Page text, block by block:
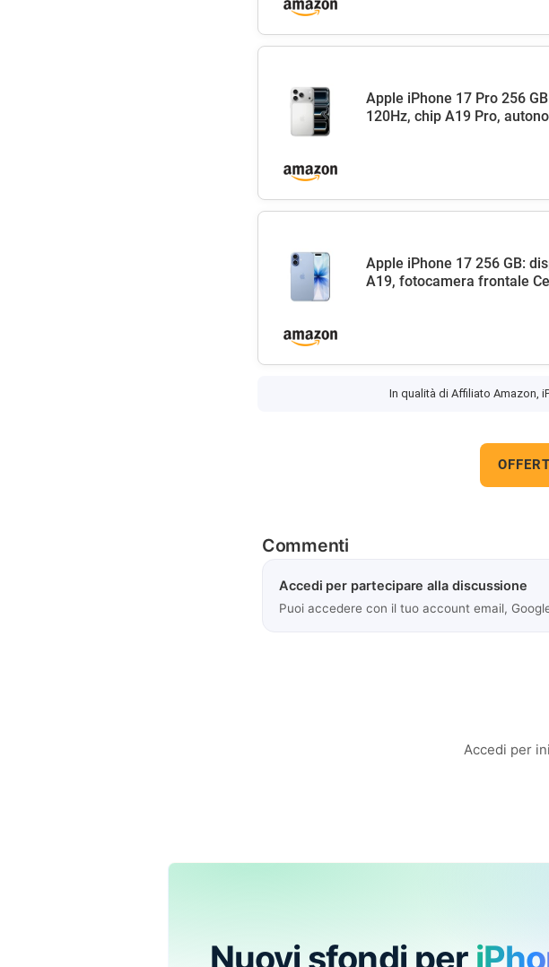
Apple iPhone 17 Pro 256
120Hz, chip A19 Pro,
Apple iPhone 17 256 GB:
A19, fotocamera frontale
In qualità di Affiliato Amazon,
Commenti
Accedi per partecipare alla discussione
Puoi accedere con il tuo account email,
Accedi per
Nuovi sfondi per